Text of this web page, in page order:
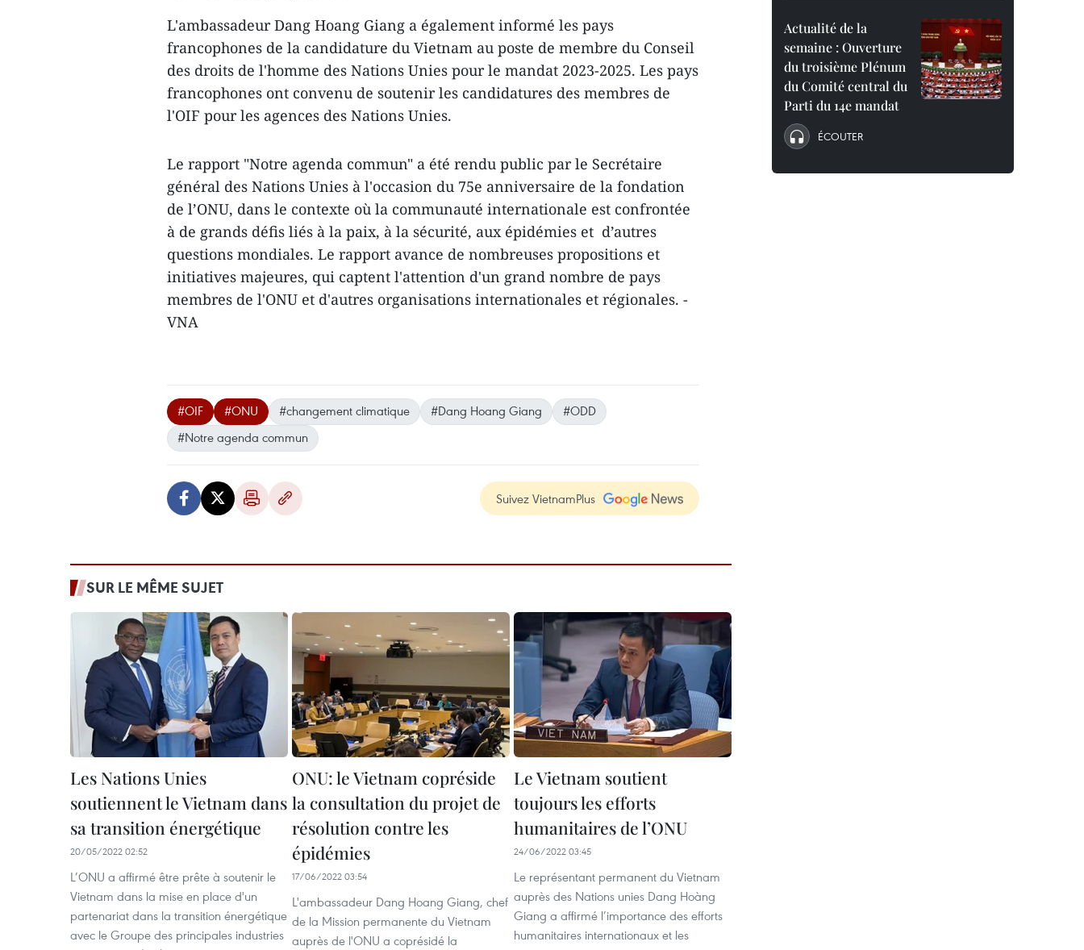
L'ambassadeur Dang Hoang Giang a également informé les pays
francophones de la candidature du Vietnam au poste de membre du Conseil
des droits de l'homme des Nations Unies pour le mandat 2023-2025. Les pays
francophones ont convenu de soutenir les candidatures des membres de
l'OIF pour les agences des Nations Unies.
Le rapport "Notre agenda commun" a été rendu public par le Secrétaire
général des Nations Unies à l'occasion du 75e anniversaire de la fondation
de l’ONU, dans le contexte où la communauté internationale est confrontée
à de grands défis liés à la paix, à la sécurité, aux épidémies et d’autres
questions mondiales. Le rapport avance de nombreuses propositions et
initiatives majeures, qui captent l'attention d'un grand nombre de pays
membres de l'ONU et d'autres organisations internationales et régionales. -
VNA
#OIF #ONU #changement climatique #Dang Hoang Giang
#ODD
#Notre agenda commun
Suivez VietnamPlus
SUR LE MÊME SUJET
Les Nations Unies
soutiennent le Vietnam dans
sa transition énergétique
20/05/2022 02:52
L’ONU a affirmé être prête à soutenir le
Vietnam dans la mise en place d'un
partenariat dans la transition énergétique
avec le Groupe des principales industries
ONU: le Vietnam copréside
la consultation du projet de
résolution contre les
épidémies
17/06/2022 03:54
L'ambassadeur Dang Hoang Giang, chef
de la Mission permanente du Vietnam
auprès de l'ONU a coprésidé la
Le Vietnam soutient
toujours les efforts
humanitaires de l’ONU
24/06/2022 03:45
Le représentant permanent du Vietnam
auprès des Nations unies Dang Hoàng
Giang a affirmé l’importance des efforts
humanitaires internationaux et les
Actualité de la
semaine : Ouverture
du troisième Plénum
du Comité central du
Parti du 14e mandat
ÉCOUTER